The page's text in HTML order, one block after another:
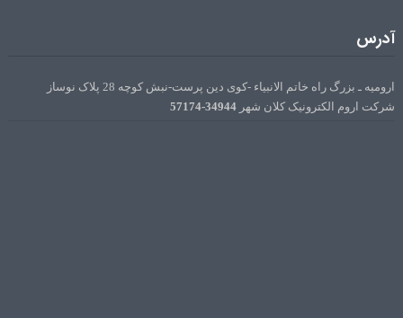
آدرس
ارومیه ـ بزرگ راه خاتم الانبیاء -کوی دین پرست-نبش کوچه 28 پلاک نوساز
شرکت اروم الکترونیک کلان شهر